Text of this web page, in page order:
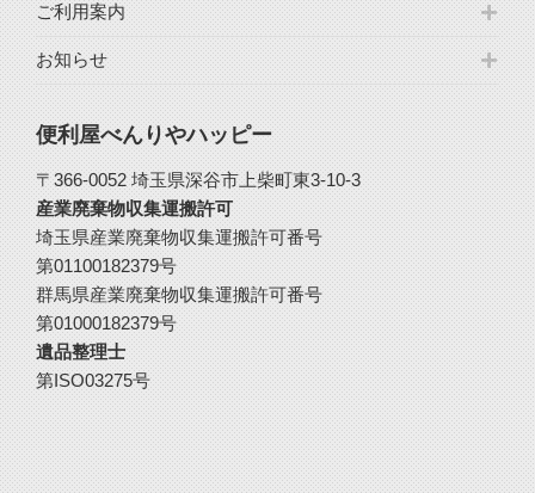
ご利用案内
お知らせ
便利屋べんりやハッピー
〒366-0052 埼玉県深谷市上柴町東3-10-3
産業廃棄物収集運搬許可
埼玉県産業廃棄物収集運搬許可番号
第01100182379号
群馬県産業廃棄物収集運搬許可番号
第01000182379号
遺品整理士
第ISO03275号